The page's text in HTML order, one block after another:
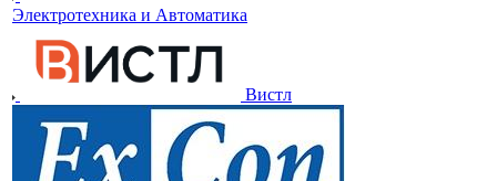
Электротехника и Автоматика
Вистл